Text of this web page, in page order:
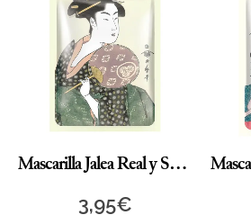
Mascarilla Jalea Real y Sakura
3,95€